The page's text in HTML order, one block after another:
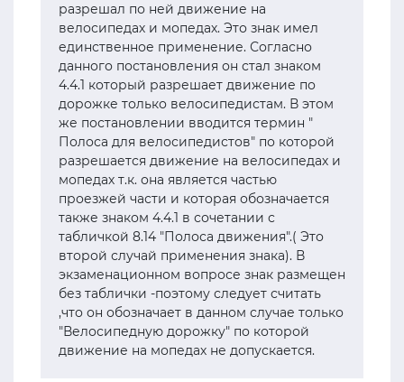
разрешал по ней движение на
велосипедах и мопедах. Это знак имел
единственное применение. Согласно
данного постановления он стал знаком
4.4.1 который разрешает движение по
дорожке только велосипедистам. В этом
же постановлении вводится термин "
Полоса для велосипедистов" по которой
разрешается движение на велосипедах и
мопедах т.к. она является частью
проезжей части и которая обозначается
также знаком 4.4.1 в сочетании с
табличкой 8.14 "Полоса движения".( Это
второй случай применения знака). В
экзаменационном вопросе знак размещен
без таблички -поэтому следует считать
,что он обозначает в данном случае только
"Велосипедную дорожку" по которой
движение на мопедах не допускается.